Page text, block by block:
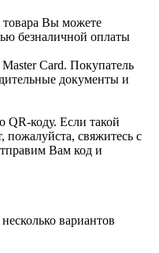
товара Вы можете
безналичной оплаты
Card. Покупатель
документы и
QR-коду. Если такой
пожалуйста, свяжитесь с
Вам код и
вариантов